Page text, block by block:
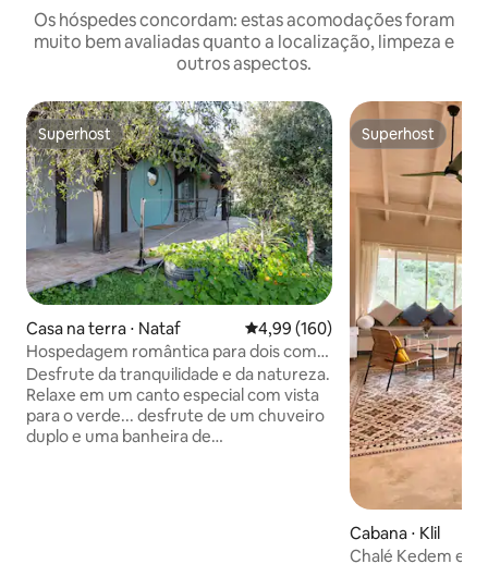
Os hóspedes concordam: estas acomodações foram
muito bem avaliadas quanto a localização, limpeza e
outros aspectos.
Superhost
Superhost
Casa na terra ⋅ Nataf 4,99 de uma avaliação média de
4,99 (160)
Hospedagem romântica para dois com
vista
Desfrute da tranquilidade e da natureza.
Relaxe em um canto especial com vista
para o verde... desfrute de um chuveiro
duplo e uma banheira de
Superhost
Superhost
Cabana ⋅ Klil
Chalé Kedem em